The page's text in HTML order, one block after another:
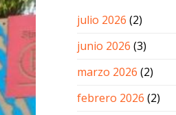
julio 2026 (2)
junio 2026 (3)
marzo 2026 (2)
febrero 2026 (2)